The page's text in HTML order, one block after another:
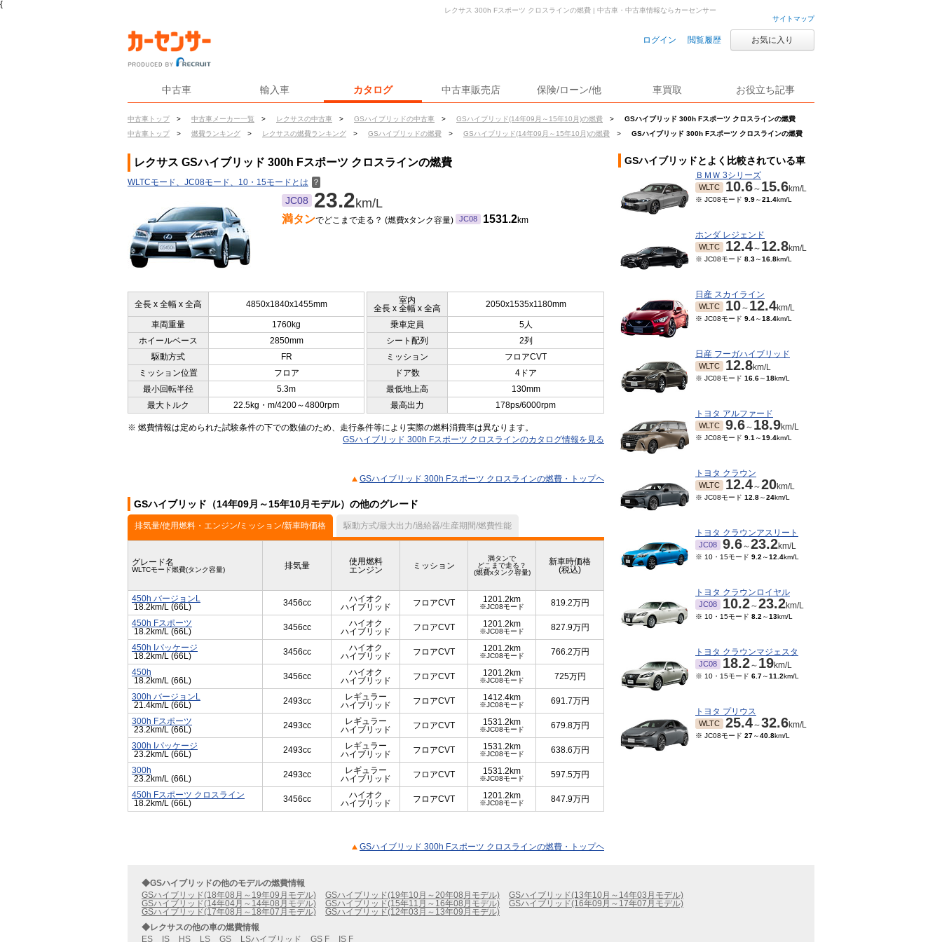
{
サイトマップ
ログイン 閲覧履歴 お気に入り
中古車 輸入車 カタログ 中古車販売店 保険/ローン/他 車買取 お役立ち記事
中古車トップ > 中古車メーカー一覧 > レクサスの中古車 > GSハイブリッドの中古車 > GSハイブリッド(14年09月～15年10月)の燃費 >
GSハイブリッド 300h Fスポーツ クロスラインの燃費
中古車トップ
> 燃費ランキング > レクサスの燃費ランキング > GSハイブリッドの燃費 > GSハイブリッド(14年09月～15年10月)の燃費 > GSハイブリッド 300h Fスポーツ クロスラインの燃費
レクサス 300h Fスポーツ クロスラインの燃費 | 中古車・中古車情報ならカーセンサー
レクサス GSハイブリッド 300h Fスポーツ クロスラインの燃費
WLTCモード、JC08モード、10・15モードとは ？
JC08 23.2km/L
満タンでどこまで走る？ (燃費xタンク容量) JC08 1531.2km
全長 x 全幅 x 全高 4850x1840x1455mm
室内
全長 x 全幅 x 全高
2050x1535x1180mm
車両重量 1760kg 乗車定員
5人
ホイールベース
2850mm シート配列
2列
駆動方式
FR ミッション
フロアCVT
ミッション位置
フロア ドア数
4ドア
最小回転半径
5.3m 最低地上高
130mm
最大トルク
22.5kg・m/4200～4800rpm 最高出力 178ps/6000rpm
※ 燃費情報は定められた試験条件の下での数値のため、走行条件等により実際の燃料消費率は異なります。
GSハイブリッド 300h Fスポーツ クロスラインのカタログ情報を見る
GSハイブリッド 300h Fスポーツ クロスラインの燃費・トップヘ
GSハイブリッド（14年09月～15年10月モデル）の他のグレード
排気量/使用燃料・エンジン/ミッション/新車時価格 駆動方式/最大出力/過給器/生産期間/燃費性能
グレード名
WLTCモード燃費(タンク容量) 排気量
使用燃料
エンジン
ミッション
満タンで
どこまで走る？
(燃費xタンク容量)
新車時価格
(税込)
450h バージョンL
18.2km/L (66L)
3456cc
ハイオク
ハイブリッド
フロアCVT 1201.2km
※JC08モード 819.2万円
450h Fスポーツ
18.2km/L (66L)
3456cc
ハイオク
ハイブリッド
フロアCVT 1201.2km
※JC08モード 827.9万円
450h Iパッケージ
18.2km/L (66L)
3456cc
ハイオク
ハイブリッド
フロアCVT 1201.2km
※JC08モード 766.2万円
450h
18.2km/L (66L)
3456cc
ハイオク
ハイブリッド
フロアCVT 1201.2km
※JC08モード 725万円
300h バージョンL
21.4km/L (66L)
2493cc
レギュラー
ハイブリッド
フロアCVT 1412.4km
※JC08モード 691.7万円
300h Fスポーツ
23.2km/L (66L)
2493cc
レギュラー
ハイブリッド
フロアCVT 1531.2km
※JC08モード 679.8万円
300h Iパッケージ
23.2km/L (66L)
2493cc
レギュラー
ハイブリッド
フロアCVT 1531.2km
※JC08モード 638.6万円
300h
23.2km/L (66L)
2493cc
レギュラー
ハイブリッド
フロアCVT 1531.2km
※JC08モード 597.5万円
450h Fスポーツ クロスライン
18.2km/L (66L)
3456cc
ハイオク
ハイブリッド
フロアCVT 1201.2km
※JC08モード 847.9万円
GSハイブリッド 300h Fスポーツ クロスラインの燃費・トップヘ
GSハイブリッドとよく比較されている車
ＢＭＷ 3シリーズ
WLTC 10.6～ 15.6km/L
※ JC08モード 9.9～21.4km/L
ホンダ レジェンド
WLTC 12.4～ 12.8km/L
※ JC08モード 8.3～16.8km/L
日産 スカイライン
WLTC 10～ 12.4km/L
※ JC08モード 9.4～18.4km/L
日産 フーガハイブリッド
WLTC 12.8km/L
※ JC08モード 16.6～18km/L
トヨタ アルファード
WLTC 9.6～ 18.9km/L
※ JC08モード 9.1 ～19.4km/L
トヨタ クラウン
WLTC 12.4～20km/L
※ JC08モード 12.8～24km/L
トヨタ クラウンアスリート
JC08 9.6～23.2km/L
※ 10・15モード 9.2 ～12.4km/L
トヨタ クラウンロイヤル
JC08 10.2～23.2km/L
※ 10・15モード 8.2 ～13km/L
トヨタ クラウンマジェスタ
JC08 18.2～ 19km/L
※ 10・15モード 6.7～11.2km/L
トヨタ プリウス
WLTC 25.4～32.6km/L
※ JC08モード 27～40.8km/L
◆GSハイブリッドの他のモデルの燃費情報
GSハイブリッド(18年08月～19年09月モデル)
GSハイブリッド(19年10月～20年08月モデル)
GSハイブリッド(13年10月～14年03月モデル)
GSハイブリッド(14年04月～14年08月モデル)
GSハイブリッド(15年11月～16年08月モデル)
GSハイブリッド(16年09月～17年07月モデル)
GSハイブリッド(17年08月～18年07月モデル)
GSハイブリッド(12年03月～13年09月モデル)
◆レクサスの他の車の燃費情報
ES
IS HS LS GS LSハイブリッド GS F IS F